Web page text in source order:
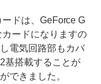
ドは、GeForce G
ードになりますの
電気回路部もカバ
基搭載することが
できました。